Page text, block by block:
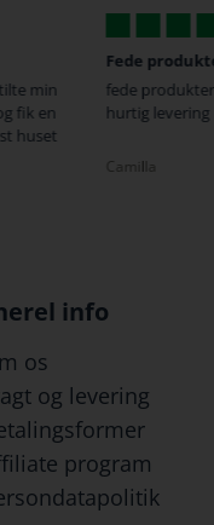
til en rigtig god pris, super
info
os
og levering
program